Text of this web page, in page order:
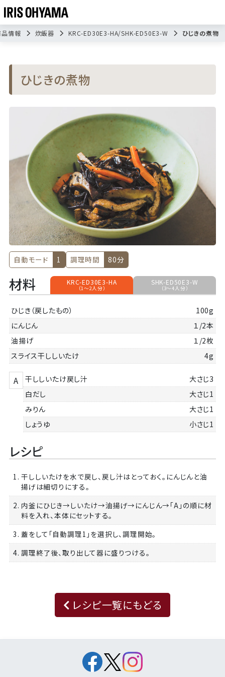
品情報 炊飯器 KRC-ED30E3-HA/SHK-ED50E3-W ひじきの煮物
ひじきの煮物
自動モード 1 調理時間 80分
材料 KRC-ED30E3-HA
（1～2人分）
SHK-ED50E3-W
（3～4人分）
ひじき（戻したもの）
100g
にんじん
１/2本
油揚げ
１/2枚
スライス干ししいたけ
4g
A 干ししいたけ戻し汁
大さじ3
白だし
大さじ1
みりん
大さじ1
しょうゆ
小さじ1
レシピ
1. 干ししいたけを水で戻し、戻し汁はとっておく。にんじんと油
揚げは細切りにする。
2. 内釜にひじき→しいたけ→油揚げ→にんじん→「A」の順に材
料を入れ、本体にセットする。
3. 蓋をして「自動調理1」を選択し、調理開始。
4. 調理終了後、取り出して器に盛りつける。
レシピ一覧にもどる